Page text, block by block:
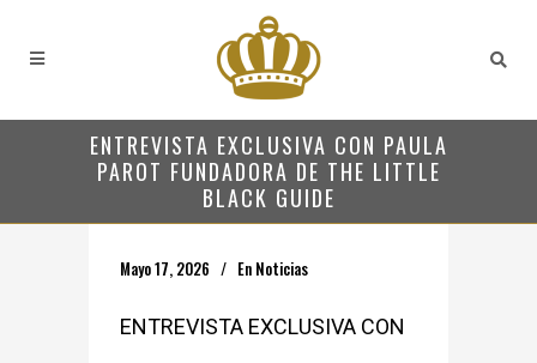
ENTREVISTA EXCLUSIVA CON PAULA
PAROT FUNDADORA DE THE LITTLE
BLACK GUIDE
Mayo 17, 2026 En Noticias
ENTREVISTA EXCLUSIVA CON